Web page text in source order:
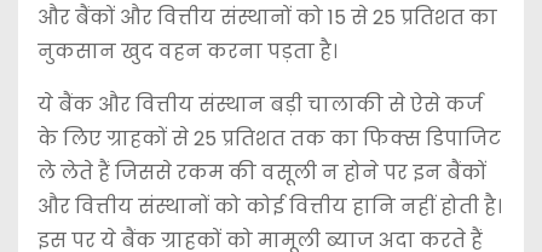
और बैंकों और वित्तीय संस्थानों को 15 से 25 प्रतिशत का
नुकसान खुद वहन करना पड़ता है।
ये बैंक और वित्तीय संस्थान बड़ी चालाकी से ऐसे कर्ज
के लिए ग्राहकों से 25 प्रतिशत तक का फिक्स डिपाजिट
ले लेते हैं जिससे रकम की वसूली न होने पर इन बैंकों
और वित्तीय संस्थानों को कोई वित्तीय हानि नहीं होती है।
इस पर ये बैंक ग्राहकों को मामूली ब्याज अदा करते हैं